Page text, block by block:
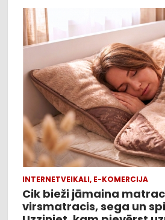
INTERNETVEIKALI, E-KOMERCIJA
Cik bieži jāmaina
virsmatracis, sega un